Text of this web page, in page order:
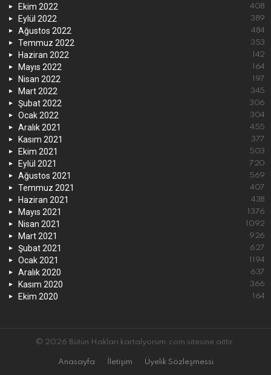
Ekim 2022 408
Eylül 2022 389
Ağustos 2022 484
Temmuz 2022 353
Haziran 2022 142
Mayıs 2022 164
Nisan 2022 197
Mart 2022 345
Şubat 2022 306
Ocak 2022 304
Aralık 2021 455
Kasım 2021 377
Ekim 2021 503
Eylül 2021 720
Ağustos 2021 569
Temmuz 2021 407
Haziran 2021 438
Mayıs 2021 1376
Nisan 2021 1092
Mart 2021 926
Şubat 2021 627
Ocak 2021 1194
Aralık 2020 637
Kasım 2020 366
Ekim 2020 164
© 2026 Bütün Hakları kartalyorum.com sitesine aittir.
Anasayfa İletişim Üyelik Sözleşmessi